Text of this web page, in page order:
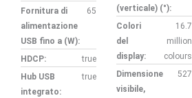
Fornitura di
alimentazione
USB fino a (W):
65
HDCP:
true
Hub USB
integrato:
true
(verticale) (°):
Colori
del
display:
16.7
million
colours
Dimensione
visibile,
527